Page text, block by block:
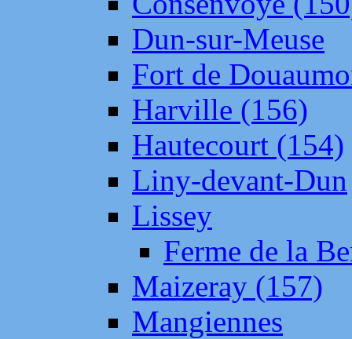
Dun-sur-Meuse
Fort de
Harville (156)
Hautecourt (154)
Liny-devant-Dun
Lissey
Ferme de la
Maizeray (157)
Mangiennes